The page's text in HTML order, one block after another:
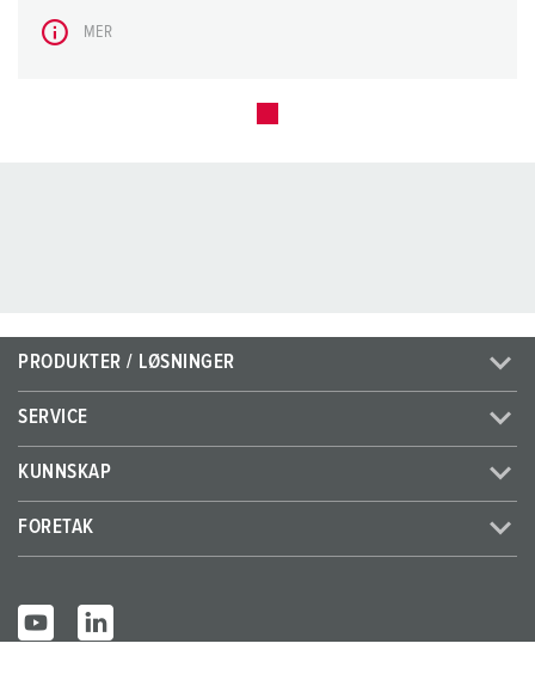
MER
PRODUKTER / LØSNINGER
SERVICE
KUNNSKAP
FORETAK